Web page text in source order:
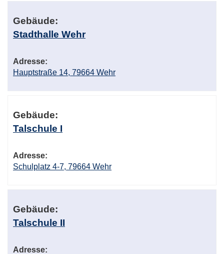
Gebäude:
Stadthalle Wehr
Adresse:
Hauptstraße 14, 79664 Wehr
Gebäude:
Talschule I
Adresse:
Schulplatz 4-7, 79664 Wehr
Gebäude:
Talschule II
Adresse: